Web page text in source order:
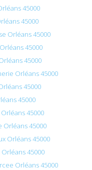
45000
45000
Orléans 45000
45000
45000
Orléans 45000
45000
45000
45000
Orléans 45000
Orléans 45000
45000
Orléans 45000